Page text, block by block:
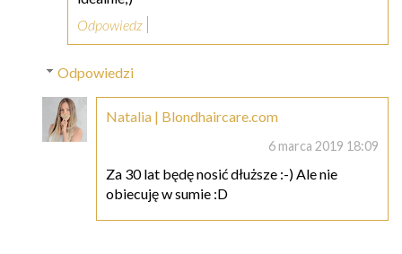
Odpowiedz
Odpowiedzi
Natalia | Blondhaircare.com
6 marca 2019 18:09
Za 30 lat będę nosić dłuższe :-) Ale nie
obiecuję w sumie :D